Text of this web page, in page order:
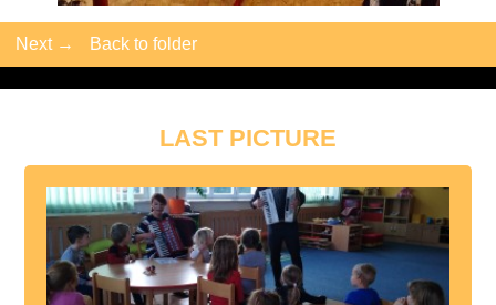
Next → Back to folder
LAST PICTURE